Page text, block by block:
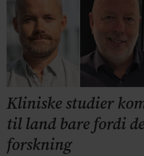
Kliniske studier
til land bare fordi
forskning